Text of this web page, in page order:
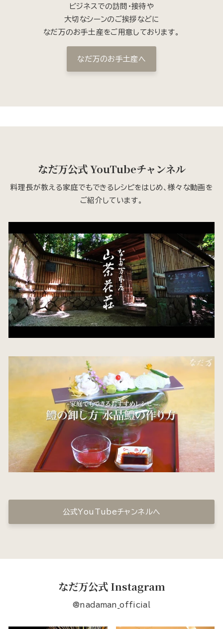
ビジネスでの訪問・接待や
大切なシーンのご挨拶などに
なだ万のお手土産をご用意しております。
なだ万のお手土産へ
なだ万公式 YouTubeチャンネル
料理長が教える家庭でもできるレシピをはじめ、様々な動画を
ご紹介しています。
公式YouTubeチャンネルへ
なだ万公式 Instagram
@nadaman_official